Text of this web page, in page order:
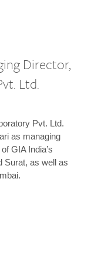
Director,
Ltd.
Pvt. Ltd.
as managing
GIA India’s
Surat, as well as